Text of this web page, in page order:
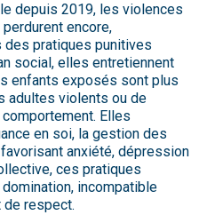
depuis 2019, les violences
encore,
des pratiques punitives
social, elles entretiennent
enfants exposés sont plus
adultes violents ou de
Elles
en soi, la gestion des
anxiété, dépression
ces pratiques
incompatible
de respect.